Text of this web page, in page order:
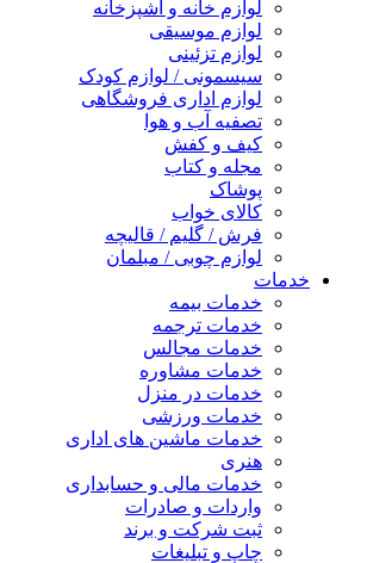
لوازم خانه و آشپزخانه
لوازم موسیقی
لوازم تزئینی
سیسمونی / لوازم کودک
لوازم اداری فروشگاهی
تصفیه آب و هوا
کیف و کفش
مجله و کتاب
پوشاک
کالای خواب
فرش / گلیم / قالیچه
لوازم چوبی / مبلمان
خدمات
خدمات بیمه
خدمات ترجمه
خدمات مجالس
خدمات مشاوره
خدمات در منزل
خدمات ورزشی
خدمات ماشین های اداری
هنری
خدمات مالی و حسابداری
واردات و صادرات
ثبت شرکت و برند
چاپ و تبلیغات